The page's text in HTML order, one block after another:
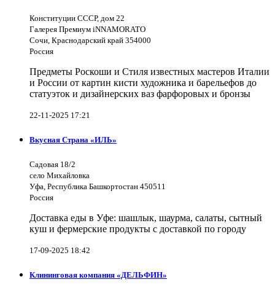
Конституции СССР, дом 22
Галерея Премиум iNNAMORATO
Сочи, Краснодарский край 354000
Россия
Предметы Роскоши и Стиля известных мастеров Италии
и России от картин кисти художника и барельефов до
статуэток и дизайнерских ваз фарфоровых и бронзы
22-11-2025 17:21
Вкусная Страна «ИЛЬ»
Садовая 18/2
село Михайловка
Уфа, Республика Башкортостан 450511
Россия
Доставка еды в Уфе: шашлык, шаурма, салаты, сытный
куш и фермерские продукты с доставкой по городу
17-09-2025 18:42
Клининговая компания «ДЕЛЬФИН»